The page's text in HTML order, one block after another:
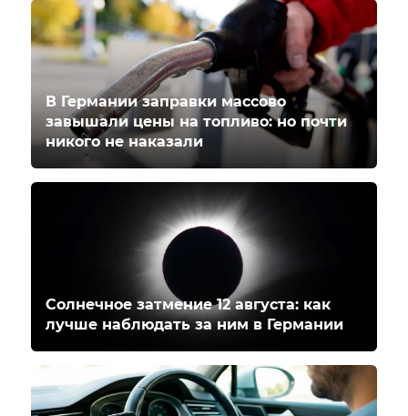
В Германии заправки массово
завышали цены на топливо: но почти
никого не наказали
Солнечное затмение 12 августа: как
лучше наблюдать за ним в Германии